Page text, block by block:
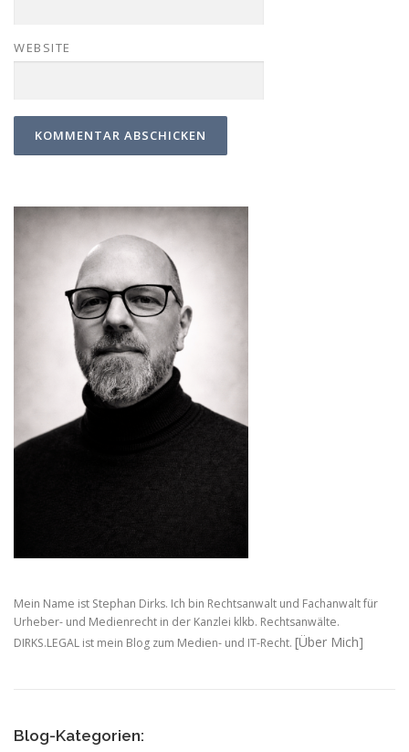
WEBSITE
Mein Name ist Stephan Dirks. Ich bin Rechtsanwalt und Fachanwalt für
Urheber- und Medienrecht in der Kanzlei klkb. Rechtsanwälte.
DIRKS.LEGAL ist mein Blog zum Medien- und IT-Recht. [Über Mich]
Blog-Kategorien: